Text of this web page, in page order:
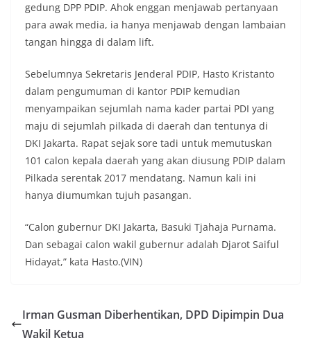
gedung DPP PDIP. Ahok enggan menjawab pertanyaan
para awak media, ia hanya menjawab dengan lambaian
tangan hingga di dalam lift.
Sebelumnya Sekretaris Jenderal PDIP, Hasto Kristanto
dalam pengumuman di kantor PDIP kemudian
menyampaikan sejumlah nama kader partai PDI yang
maju di sejumlah pilkada di daerah dan tentunya di
DKI Jakarta. Rapat sejak sore tadi untuk memutuskan
101 calon kepala daerah yang akan diusung PDIP dalam
Pilkada serentak 2017 mendatang. Namun kali ini
hanya diumumkan tujuh pasangan.
“Calon gubernur DKI Jakarta, Basuki Tjahaja Purnama.
Dan sebagai calon wakil gubernur adalah Djarot Saiful
Hidayat,” kata Hasto.(VIN)
Irman Gusman Diberhentikan, DPD Dipimpin Dua
Wakil Ketua